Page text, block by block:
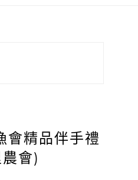
會精品伴手禮
會)